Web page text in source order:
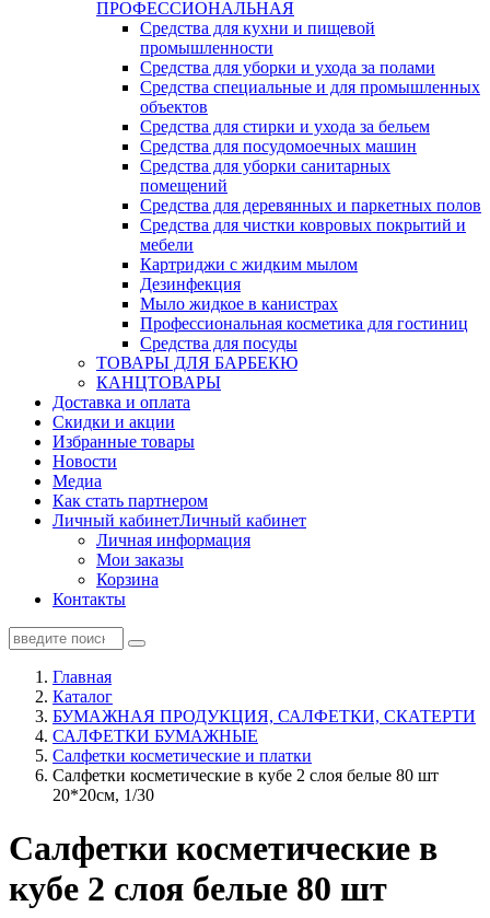
ПРОФЕССИОНАЛЬНАЯ
Средства для кухни и пищевой
промышленности
Средства для уборки и ухода за полами
Средства специальные и для промышленных
объектов
Средства для стирки и ухода за бельем
Средства для посудомоечных машин
Средства для уборки санитарных
помещений
Средства для деревянных и паркетных полов
Средства для чистки ковровых покрытий и
мебели
Картриджи с жидким мылом
Дезинфекция
Мыло жидкое в канистрах
Профессиональная косметика для гостиниц
Средства для посуды
ТОВАРЫ ДЛЯ БАРБЕКЮ
КАНЦТОВАРЫ
Доставка и оплата
Скидки и акции
Избранные товары
Новости
Медиа
Как стать партнером
Личный кабинетЛичный кабинет
Личная информация
Мои заказы
Корзина
Контакты
Главная
Каталог
БУМАЖНАЯ ПРОДУКЦИЯ, САЛФЕТКИ, СКАТЕРТИ
САЛФЕТКИ БУМАЖНЫЕ
Салфетки косметические и платки
Салфетки косметические в кубе 2 слоя белые 80 шт
20*20см, 1/30
Салфетки косметические в
кубе 2 слоя белые 80 шт